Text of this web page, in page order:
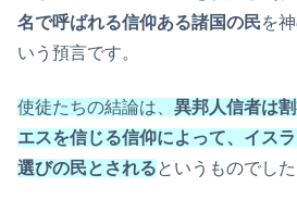
名で呼ばれる信仰ある諸国の民を
いう預言です。
使徒たちの結論は、 異邦人信者は
エスを信じる信仰によって、イス
選びの民とされるというものでした